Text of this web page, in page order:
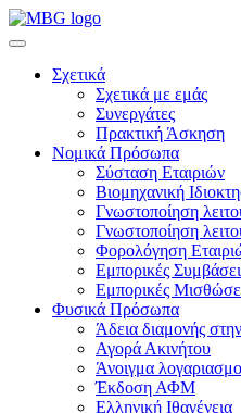
Σχετικά
Σχετικά με εμάς
Συνεργάτες
Πρακτική Άσκηση
Νομικά Πρόσωπα
Σύσταση Εταιριών
Βιομηχανική
Γνωστοποίηση
Γνωστοποίηση
Φορολόγηση
Εμπορικές
Εμπορικές
Φυσικά Πρόσωπα
Άδεια διαμονής
Αγορά Ακινήτου
Άνοιγμα
Έκδοση ΑΦΜ
Ελληνική Ιθαγένεια